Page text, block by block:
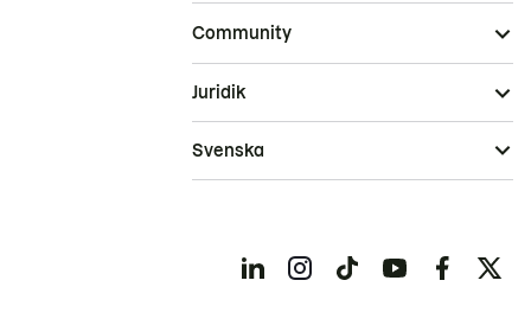
Community
Juridik
Svenska